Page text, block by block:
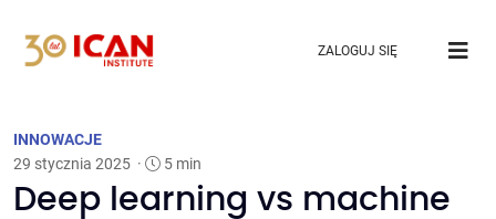
ZALOGUJ SIĘ
INNOWACJE
29 stycznia 2025 · 5 min
Deep learning vs machine